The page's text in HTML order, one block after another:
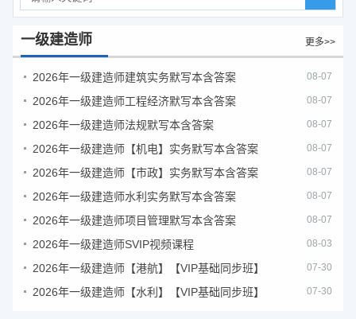
一级建造师 更多>>
2026年一级建造师建筑实务默写本含答案 08-07
2026年一级建造师工程经济默写本含答案 08-07
2026年一级建造师法规默写本含答案 08-07
2026年一级建造师【机电】实务默写本含答案 08-07
2026年一级建造师【市政】实务默写本含答案 08-07
2026年一级建造师水利实务默写本含答案 08-07
2026年一级建造师项目管理默写本含答案 08-07
2026年一级建造师SVIP视频课程 08-03
2026年一级建造师【港航】【VIP基础同步班】 07-30
2026年一级建造师【水利】【VIP基础同步班】 07-30